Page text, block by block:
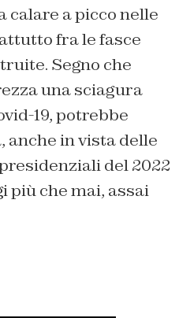
calare a picco nelle
fra le fasce
Segno che
una sciagura
19, potrebbe
anche in vista delle
del 2022
più che mai, assai